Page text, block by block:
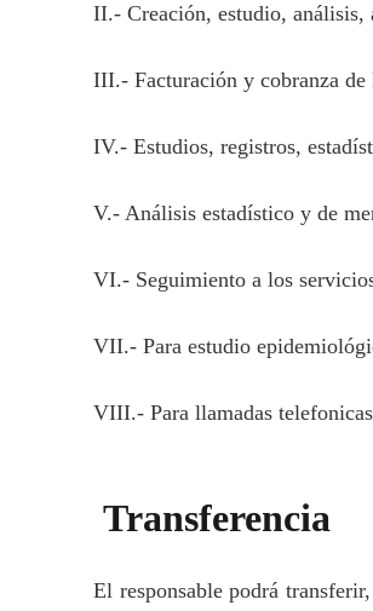
II.- Creación, estudio,
III.- Facturación y cobranza de
IV.- Estudios, registros,
V.- Análisis estadístico y de
VI.- Seguimiento a los
VII.- Para estudio
VIII.- Para llamadas
Transferencia
El responsable podrá